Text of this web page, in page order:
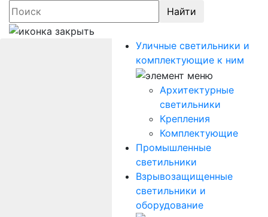
Найти
Уличные светильники и
комплектующие к ним
Архитектурные
светильники
Крепления
Комплектующие
Промышленные
светильники
Взрывозащищенные
светильники и
оборудование